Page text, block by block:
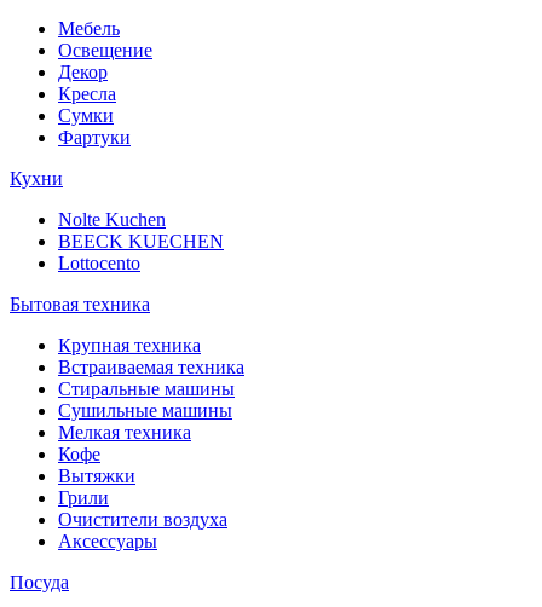
Мебель
Освещение
Декор
Кресла
Сумки
Фартуки
Кухни
Nolte Kuchen
BEECK KUECHEN
Lottocento
Бытовая техника
Крупная техника
Встраиваемая техника
Стиральные машины
Сушильные машины
Мелкая техника
Кофе
Вытяжки
Грили
Очистители воздуха
Аксессуары
Посуда